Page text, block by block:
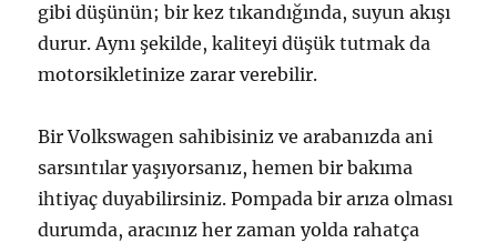
gibi düşünün; bir kez tıkandığında, suyun akışı
durur. Aynı şekilde, kaliteyi düşük tutmak da
motorsikletinize zarar verebilir.
Bir Volkswagen sahibisiniz ve arabanızda ani
sarsıntılar yaşıyorsanız, hemen bir bakıma
ihtiyaç duyabilirsiniz. Pompada bir arıza olması
durumda, aracınız her zaman yolda rahatça